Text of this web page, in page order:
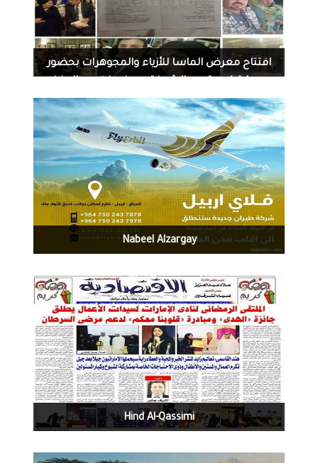
07-20-2016
0
1474
افتتاح معرض الماسا للأزياء والمجوهرات بحضور
القاسمي وسعادة سفير دولة الإمارات سليمان
المزروعي ونخبة من سيدات ورجال الأعمال في لندن
07-18-2016
0
1249
Nabeel Alzargay
07-02-2016
0
1374
Hind Al-Qassimi